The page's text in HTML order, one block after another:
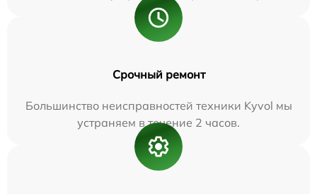
Срочный ремонт
Большинство неисправностей техники Kyvol мы
устраняем в течение 2 часов.